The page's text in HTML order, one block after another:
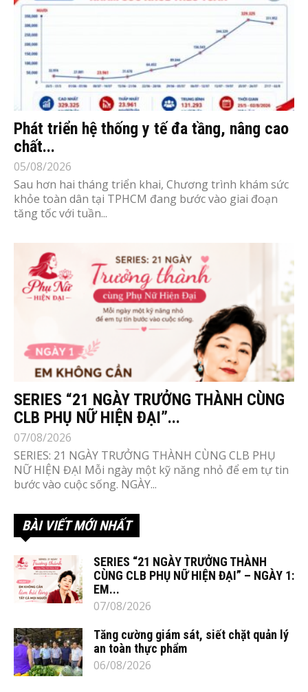
Phát triển hệ thống y tế đa tầng, nâng cao
chất...
05/08/2026
Sau hơn hai tháng triển khai, Chương trình khám sức
khỏe toàn dân tại TPHCM đang bước vào giai đoạn
tăng tốc với tuần...
SERIES “21 NGÀY TRƯỞNG THÀNH CÙNG
CLB PHỤ NỮ HIỆN ĐẠI”...
07/08/2026
SERIES: 21 NGÀY TRƯỞNG THÀNH CÙNG CLB PHỤ
NỮ HIỆN ĐẠI Mỗi ngày một kỹ năng nhỏ để em tự tin
bước vào cuộc sống. NGÀY...
BÀI VIẾT MỚI NHẤT
SERIES “21 NGÀY TRƯỞNG THÀNH
CÙNG CLB PHỤ NỮ HIỆN ĐẠI” – NGÀY 1:
EM...
07/08/2026
Tăng cường giám sát, siết chặt quản lý
an toàn thực phẩm
06/08/2026